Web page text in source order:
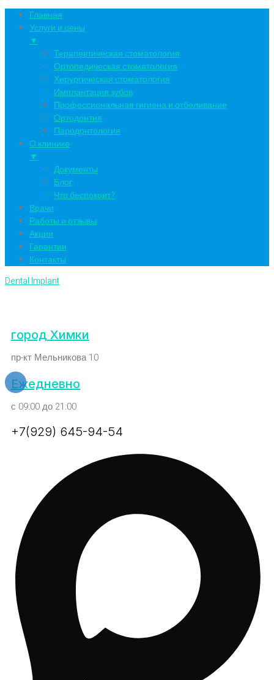
Главная
Услуги и цены
▼
Терапевтическая стоматология
Ортопедическая стоматология
Хирургическая стоматология
Имплантация зубов
Профессиональная гигиена и отбеливание
Ортодонтия
Пародонтология
О клинике
▼
Документы
Блог
Что беспокоит?
Врачи
Работы и отзывы
Акции
Гарантии
Контакты
Dental Implant
город Химки
пр-кт Мельникова 10
Ежедневно
с 09:00 до 21:00
+7(929) 645-94-54